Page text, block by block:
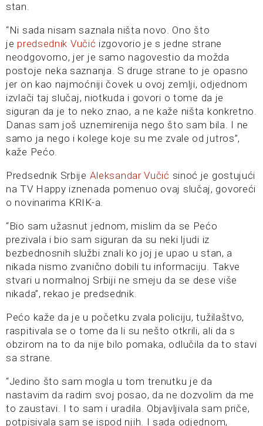
stan.
“Ni sada nisam saznala ništa novo. Ono što
je predsednik Vučić izgovorio je s jedne strane
neodgovorno, jer je samo nagovestio da možda
postoje neka saznanja. S druge strane to je opasno
jer on kao najmoćniji čovek u ovoj zemlji, odjednom
izvlači taj slučaj, niotkuda i govori o tome da je
siguran da je to neko znao, a ne kaže ništa konkretno.
Danas sam još uznemirenija nego što sam bila. I ne
samo ja nego i kolege koje su me zvale od jutros”,
kaže Pećo.
Predsednik Srbije Aleksandar Vučić sinoć je gostujući
na TV Happy iznenada pomenuo ovaj slučaj, govoreći
o novinarima KRIK-a.
“Bio sam užasnut jednom, mislim da se Pećo
prezivala i bio sam siguran da su neki ljudi iz
bezbednosnih službi znali ko joj je upao u stan, a
nikada nismo zvanično dobili tu informaciju. Takve
stvari u normalnoj Srbiji ne smeju da se dese više
nikada”, rekao je predsednik.
Pećo kaže da je u početku zvala policiju, tužilaštvo,
raspitivala se o tome da li su nešto otkrili, ali da s
obzirom na to da nije bilo pomaka, odlučila da to stavi
sa strane.
“Jedino što sam mogla u tom trenutku je da
nastavim da radim svoj posao, da ne dozvolim da me
to zaustavi. I to sam i uradila. Objavljivala sam priče,
potpisivala sam se ispod njih. I sada odjednom,